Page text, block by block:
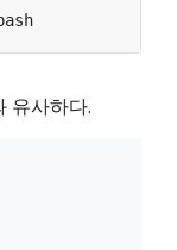
유사하다.